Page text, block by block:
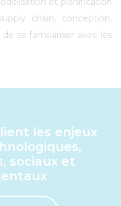
chain, conception,
se familiariser avec les
les enjeux
sociaux et